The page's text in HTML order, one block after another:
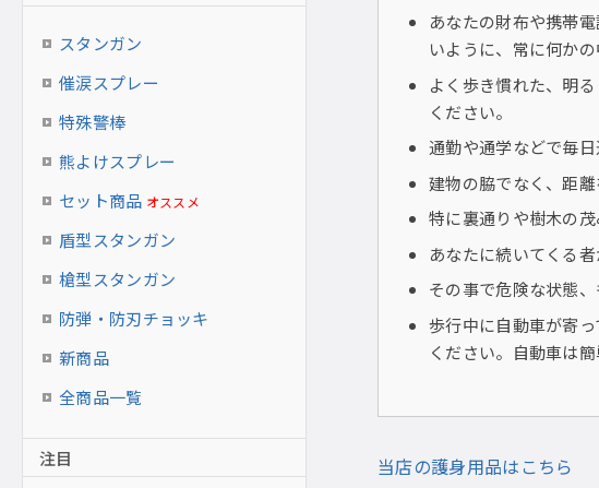
あなたの財布や携帯
いように、常に何か
よく歩き慣れた、明
ください。
通勤や通学などで毎
建物の脇でなく、距離
特に裏通りや樹木の茂
あなたに続いてくる
その事で危険な状態
歩行中に自動車が寄
ください。自動車は
当店の護身用品はこちら
スタンガン
催涙スプレー
特殊警棒
熊よけスプレー
セット商品 オススメ
盾型スタンガン
槍型スタンガン
防弾・防刃チョッキ
新商品
全商品一覧
注目